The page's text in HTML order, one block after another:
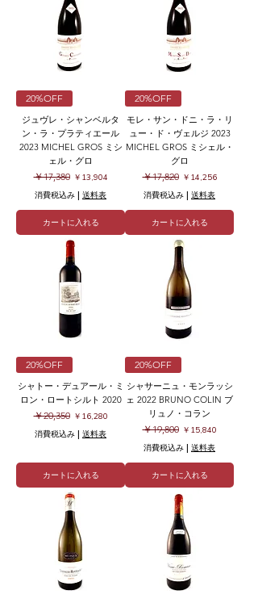
20%OFF
ジュヴレ・シャンベルタ
ン・ラ・プラティエール
2023 MICHEL GROS ミシ
ェル・グロ
通常価格
￥17,380 セール価格
￥13,904
消費税込み | 送料表
カートに入れる
20%OFF
モレ・サン・ドニ・ラ・リ
ュー・ド・ヴェルジ 2023
MICHEL GROS ミシェル・
グロ
通常価格
￥17,820 セール価格
￥14,256
消費税込み | 送料表
カートに入れる
20%OFF
シャトー・デュアール・ミ
ロン・ロートシルト 2020
通常価格
￥20,350 セール価格
￥16,280
消費税込み | 送料表
カートに入れる
20%OFF
シャサーニュ・モンラッシ
ェ 2022 BRUNO COLIN ブ
リュノ・コラン
通常価格
￥19,800 セール価格
￥15,840
消費税込み | 送料表
カートに入れる